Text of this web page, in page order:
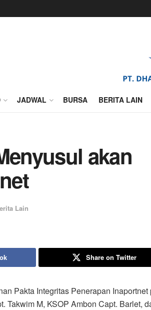
JADWAL BURSA BERITA LAIN
akan
Lain
Share on Twitter
Pakta Integritas Penerapan
Takwim M, KSOP Ambon Capt. Barlet,